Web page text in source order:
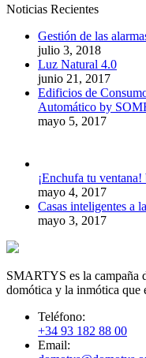
Noticias Recientes
Gestión de las
julio 3, 2018
Luz Natural 4.0
junio 21, 2017
Edificios de
Automático by
mayo 5, 2017
¡Enchufa tu
mayo 4, 2017
Casas inteligentes a
mayo 3, 2017
SMARTYS es la campaña
domótica y la inmótica
Teléfono:
+34 93 182 88 00
Email: